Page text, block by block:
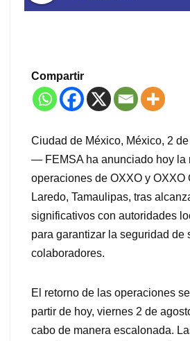
Compartir
Ciudad de México, México, 2
— FEMSA ha anunciado hoy la
operaciones de OXXO y OXXO
Laredo, Tamaulipas, tras
significativos con autoridades
para garantizar la seguridad de
colaboradores.
El retorno de las operaciones
partir de hoy, viernes 2 de
cabo de manera escalonada.